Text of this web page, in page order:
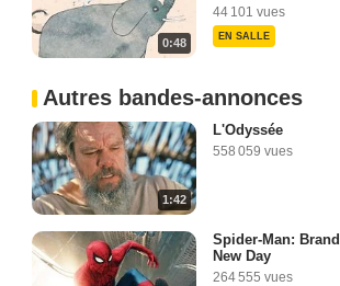
0:48
44 101 vues
EN SALLE
Autres bandes-annonces
1:42
L'Odyssée
558 059 vues
Spider-Man: Brand
New Day
264 555 vues